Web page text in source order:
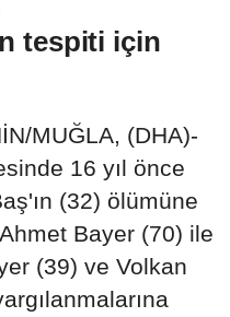
tespiti için
MUĞLA, (DHA)-
16 yıl önce
(32) ölümüne
Bayer (70) ile
(39) ve Volkan